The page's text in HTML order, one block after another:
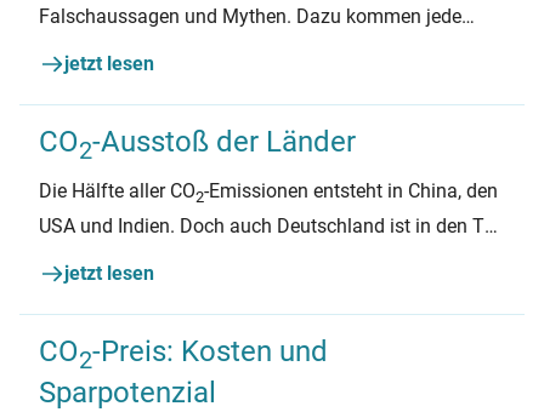
Falschaussagen und Mythen. Dazu kommen jede
häufigsten gesammelt – und liefern Fakten, Quellen
und Links zum Weiterlesen.
jetzt lesen
CO2-Ausstoß der Länder
Die Hälfte aller CO2-Emissionen entsteht in China, den
USA und Indien. Doch auch Deutschland ist in den Top
bis zu 300 Mal so hoch wie in Entwicklungsländern.
jetzt lesen
CO2-Preis: Kosten und
Sparpotenzial